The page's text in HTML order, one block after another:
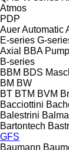
Atmos
PDP
AuerAutomatic
E-series G-
Axial
BBA
B-series
BBM BDS
BM BW
BT BTM BVM
Bacciottini
Balestrini Balma
Bartontech
GFS
Baumann